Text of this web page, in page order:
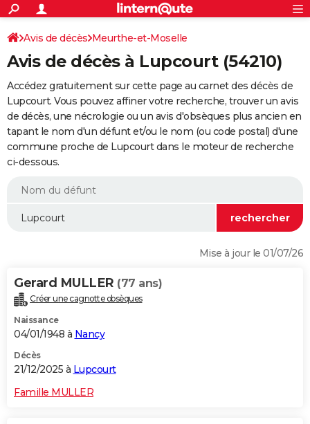
ACTUALITÉS
Politique
Société
Faits Divers
Education
Monde
Villes
+
SPORT
Coupe du monde 2026
Football
Tennis
Cyclisme
Rugby
Forum
Programme TV
TNT
Streaming
Cinéma
Sorties cinéma
Musique
+FINANCE
Retraite
Epargne
Immobilier
Risques naturels par ville
Assurance
AUTO
Essais
Réserver un essai
Citadines
Berlines
SUV
Forum auto
+HIGH-TECH
BRICOLAGE
WEEK-END
Alimentation
Guide de la santé
Maladies
Médicaments
Sommeil
VOYAGE
Destinations
City break
Voyage nature
Voyage de noces
Forum
Climat
+PHOTO
GUIDES D'ACHAT
S'inscrire
Connexion
Avis de décès Meurthe-et-Moselle
Avis de décès à Lupcourt (54210)
Accédez gratuitement sur cette page au carnet des décès de
Lupcourt. Vous pouvez affiner votre recherche, trouver un avis
de décès, une nécrologie ou un avis d'obsèques plus ancien en
tapant le nom d'un défunt et/ou le nom (ou code postal) d'une
commune proche de Lupcourt dans le moteur de recherche
ci-dessous.
Mise à jour le 01/07/26
Gerard MULLER (77 ans)
Créer une cagnotte obsèques
Naissance
04/01/1948 à Nancy
Décès
21/12/2025 à Lupcourt
Famille MULLER